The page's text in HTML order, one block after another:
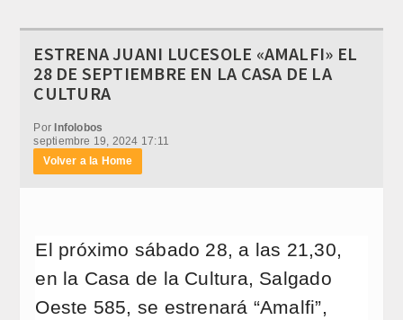
ESTRENA JUANI LUCESOLE «AMALFI» EL
28 DE SEPTIEMBRE EN LA CASA DE LA
CULTURA
PorInfolobos
septiembre 19, 2024 17:11
Volver a la Home
El próximo sábado 28, a las 21,30,
en la Casa de la Cultura, Salgado
Oeste 585, se estrenará “Amalfi”,